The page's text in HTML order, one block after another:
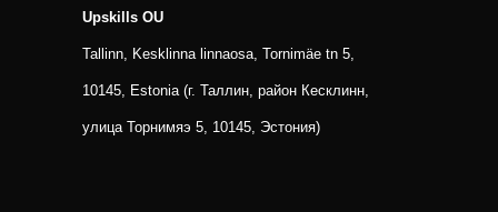
Upskills OU
Tallinn, Kesklinna linnaosa, Tornimäe tn 5,
10145, Estonia (г. Таллин, район Кесклинн,
улица Торнимяэ 5, 10145, Эстония)